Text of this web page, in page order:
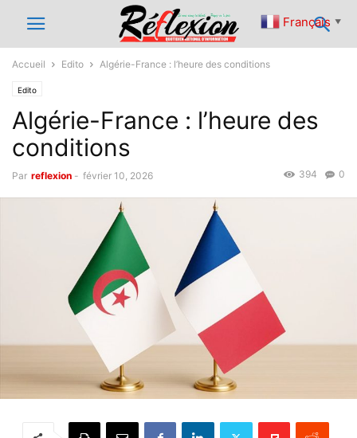
Accueil Edito Algérie-France : l’heure des conditions
Edito
Algérie-France : l’heure des
conditions
Par reflexion - février 10, 2026 0
394
Français ▼